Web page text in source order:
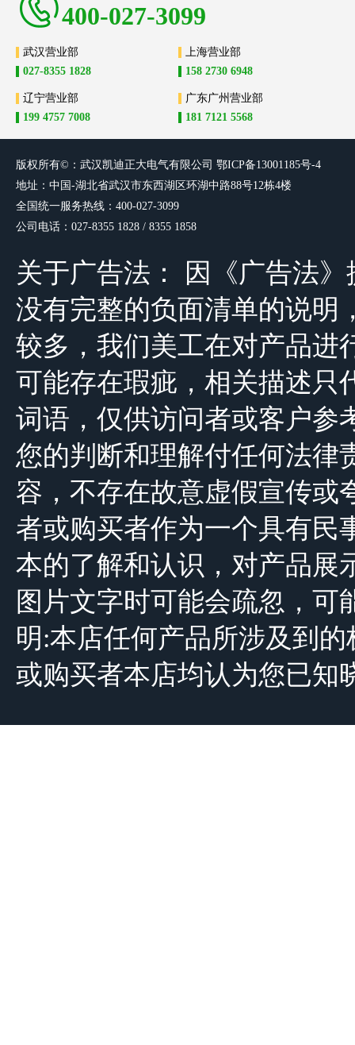
400-027-3099
武汉营业部
027-8355 1828
上海营业部
158 2730 6948
辽宁营业部
199 4757 7008
广东广州营业部
181 7121 5568
版权所有©：武汉凯迪正大电气有限公司 鄂ICP备13001185号-4
地址：中国-湖北省武汉市东西湖区环湖中路88号12栋4楼
全国统一服务热线：400-027-3099
公司电话：027-8355 1828 / 8355 1858
关于广告法： 因《广告法
没有完整的负面清单的说明
较多，我们美工在对产品进
可能存在瑕疵，相关描述只
词语，仅供访问者或客户参
您的判断和理解付任何法律
容，不存在故意虚假宣传或
者或购买者作为一个具有民
本的了解和认识，对产品展
图片文字时可能会疏忽，可
明:本店任何产品所涉及到
或购买者本店均认为您已知